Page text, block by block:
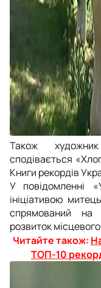
Також
сподівається «
Книги рекордів
У повідомленні
ініціативою
спрямований на
розвиток
Читайте також:
ТОП-10